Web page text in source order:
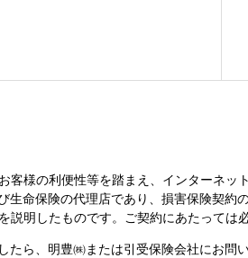
客様の利便性等を踏まえ、インターネッ
生命保険の代理店であり、損害保険契約
説明したものです。ご契約にあたって
たら、明豊㈱または引受保険会社にお問